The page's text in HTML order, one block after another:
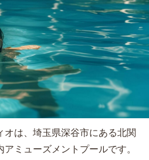
オは、埼玉県深谷市にある北関
ミューズメントプールです。